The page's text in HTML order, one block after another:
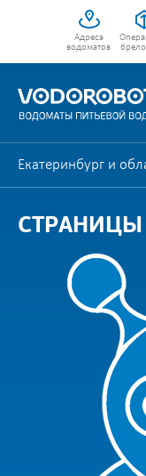
Адреса
водоматов
Екатеринбург и
СТРАНИЦЫ